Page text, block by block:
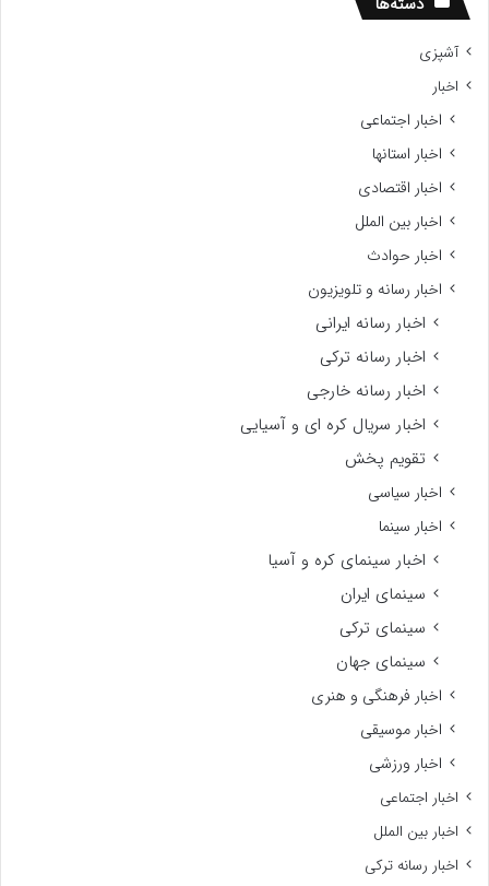
آشپزی
اخبار
اخبار اجتماعی
اخبار استانها
اخبار اقتصادی
اخبار بین الملل
اخبار حوادث
اخبار رسانه و تلویزیون
اخبار رسانه ایرانی
اخبار رسانه ترکی
اخبار رسانه خارجی
اخبار سریال کره ای و آسیایی
تقویم پخش
اخبار سیاسی
اخبار سینما
اخبار سینمای کره و آسیا
سینمای ایران
سینمای ترکی
سینمای جهان
اخبار فرهنگی و هنری
اخبار موسیقی
اخبار ورزشی
اخبار اجتماعی
اخبار بین الملل
اخبار رسانه ترکی